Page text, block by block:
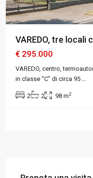
VAREDO, tre locali
€ 295.000
VAREDO, centro,
in classe “C” di circa 95
2 2 98 m2